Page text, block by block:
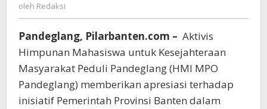
Katalog
dalam
Lelang
Pengadaan
Barang
dan
Jasa
oleh Redaksi
Pandeglang, Pilarbanten.com – Aktivis
Himpunan Mahasiswa untuk Kesejahteraan
Masyarakat Peduli Pandeglang (HMl MPO
Pandeglang) memberikan apresiasi terhadap
inisiatif Pemerintah Provinsi Banten dalam